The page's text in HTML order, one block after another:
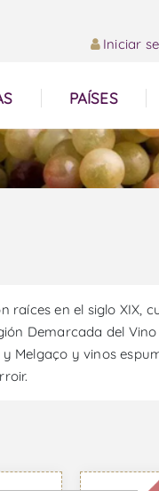
Iniciar
PAÍSES
en el siglo XIX,
Demarcada del
Melgaço y vinos